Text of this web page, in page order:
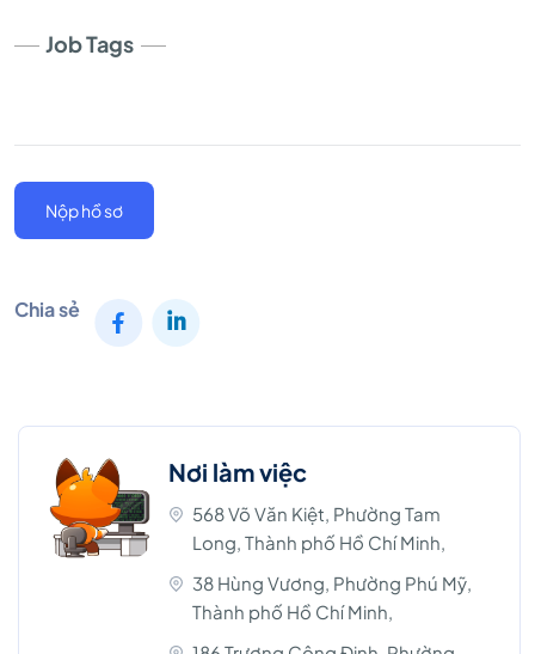
Job Tags
Nộp hồ sơ
Chia sẻ
Nơi làm việc
568 Võ Văn Kiệt, Phường Tam
Long, Thành phố Hồ Chí Minh,
38 Hùng Vương, Phường Phú Mỹ,
Thành phố Hồ Chí Minh,